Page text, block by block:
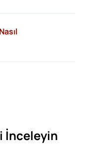
İnceleyin